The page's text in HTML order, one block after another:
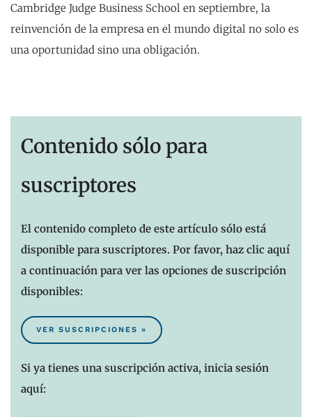
Cambridge Judge Business School en septiembre, la
reinvención de la empresa en el mundo digital no solo es
una oportunidad sino una obligación.
Contenido sólo para
suscriptores
El contenido completo de este artículo sólo está
disponible para suscriptores. Por favor, haz clic aquí
a continuación para ver las opciones de suscripción
disponibles:
VER SUSCRIPCIONES »
Si ya tienes una suscripción activa, inicia sesión
aquí: